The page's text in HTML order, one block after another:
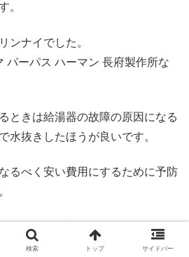
。
ンナイでした。
パーパス ハーマン 長府製作所な
ときは給湯器の故障の原因になる
水抜きしたほうが良いです。
るべく安い費用にするために予防
なら給湯器交換でホームセンター
めです。
検索 トップ サイドバー